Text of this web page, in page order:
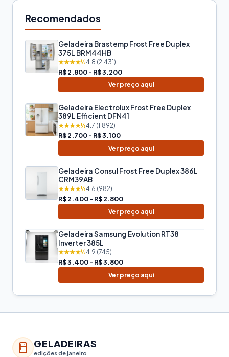
Recomendados
Geladeira Brastemp Frost Free Duplex
375L BRM44HB
★★★★½4.8 (2.431)
R$ 2.800 - R$ 3.200
Ver preço aqui
Geladeira Electrolux Frost Free Duplex
389L Efficient DFN41
★★★★½4.7 (1.892)
R$ 2.700 - R$ 3.100
Ver preço aqui
Geladeira Consul Frost Free Duplex 386L
CRM39AB
★★★★½4.6 (982)
R$ 2.400 - R$ 2.800
Ver preço aqui
Geladeira Samsung Evolution RT38
Inverter 385L
★★★★½4.9 (745)
R$ 3.400 - R$ 3.800
Ver preço aqui
GELADEIRAS
edições de janeiro